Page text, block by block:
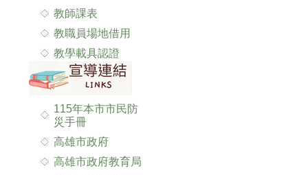
教師課表
教職員場地借用
教學載具認證
115年本市市民防
災手冊
高雄市政府
高雄市政府教育局